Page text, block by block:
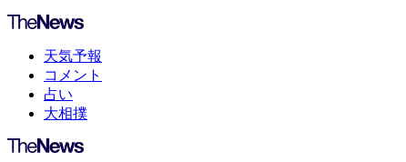
天気予報
コメント
占い
大相撲